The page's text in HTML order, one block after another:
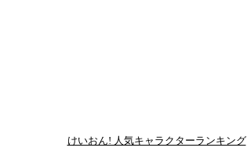
けいおん! 人気キャラクターランキング